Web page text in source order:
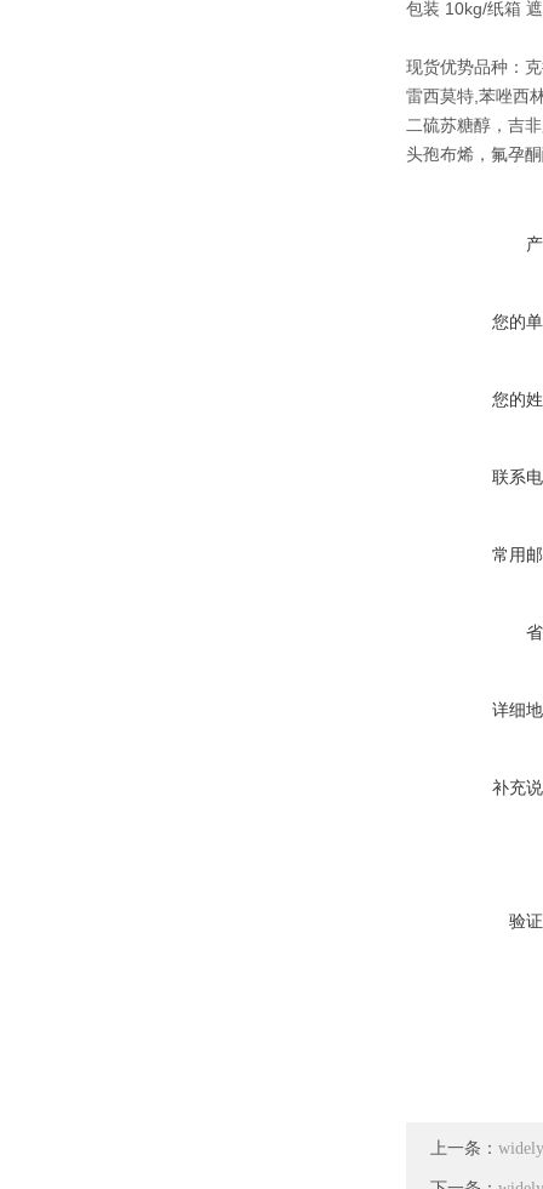
包装 10kg/纸箱
现货优势品种：
雷西莫特,苯唑西
二硫苏糖醇，吉
头孢布烯，氟孕
您的
您的
联系
常用
详细
补充
验
上一条：